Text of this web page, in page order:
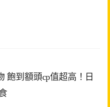
飽到額頭cp值超高！日